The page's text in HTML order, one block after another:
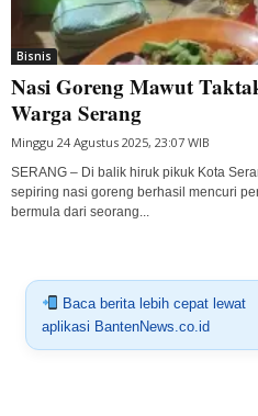
Bisnis
Nasi Goreng Mawut
Warga Serang
Minggu 24 Agustus 2025, 23:07 WIB
SERANG – Di balik hiruk pikuk Kota
sepiring nasi goreng berhasil mencuri
bermula dari seorang...
Baca berita lebih cepat lewat
aplikasi BantenNews.co.id